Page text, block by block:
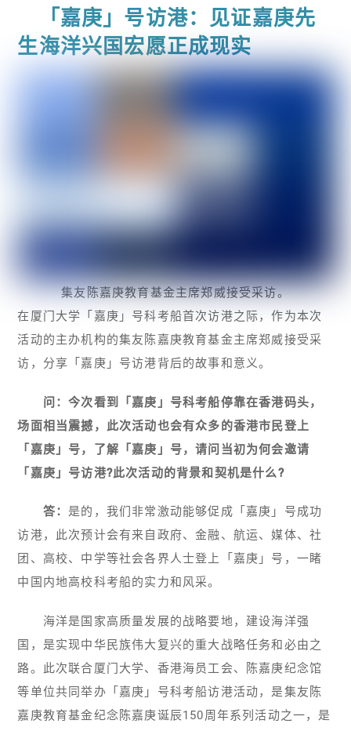
「嘉庚」号访港：见证嘉庚先
生海洋兴国宏愿正成现实
集友陈嘉庚教育基金主席郑威接受采访。
在厦门大学「嘉庚」号科考船首次访港之际，作为本次
活动的主办机构的集友陈嘉庚教育基金主席郑威接受采
访，分享「嘉庚」号访港背后的故事和意义。
问：今次看到「嘉庚」号科考船停靠在香港码头，
场面相当震撼，此次活动也会有众多的香港市民登上
「嘉庚」号，了解「嘉庚」号，请问当初为何会邀请
「嘉庚」号访港?此次活动的背景和契机是什么?
答： 是的，我们非常激动能够促成「嘉庚」号成功
访港，此次预计会有来自政府、金融、航运、媒体、社
团、高校、中学等社会各界人士登上「嘉庚」号，一睹
中国内地高校科考船的实力和风采。
海洋是国家高质量发展的战略要地，建设海洋强
国，是实现中华民族伟大复兴的重大战略任务和必由之
路。此次联合厦门大学、香港海员工会、陈嘉庚纪念馆
等单位共同举办「嘉庚」号科考船访港活动，是集友陈
嘉庚教育基金纪念陈嘉庚诞辰150周年系列活动之一，是